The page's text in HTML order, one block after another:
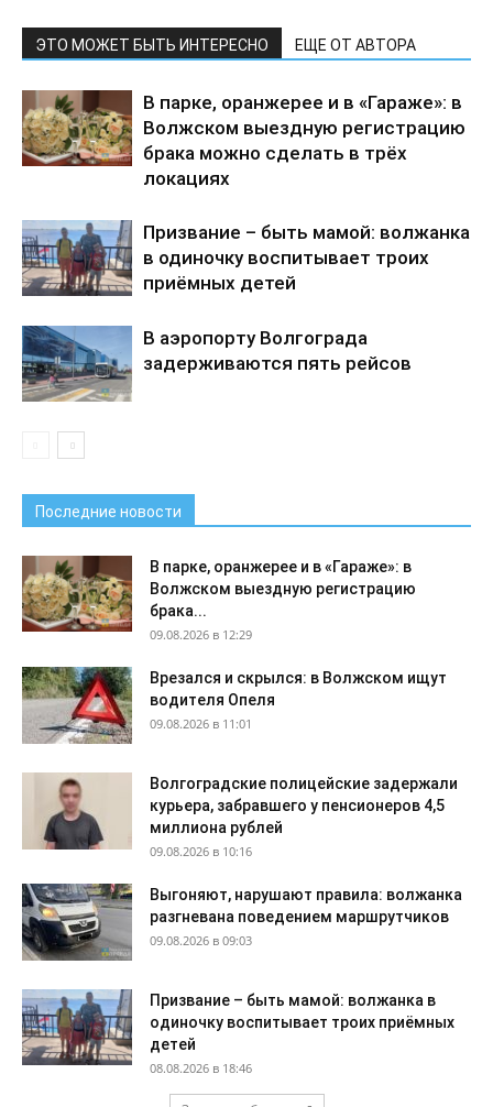
ЭТО МОЖЕТ БЫТЬ ИНТЕРЕСНО ЕЩЕ ОТ АВТОРА
В парке, оранжерее и в «Гараже»: в
Волжском выездную регистрацию
брака можно сделать в трёх
локациях
Призвание – быть мамой: волжанка
в одиночку воспитывает троих
приёмных детей
В аэропорту Волгограда
задерживаются пять рейсов
Последние новости
В парке, оранжерее и в «Гараже»: в
Волжском выездную регистрацию
брака...
09.08.2026 в 12:29
Врезался и скрылся: в Волжском ищут
водителя Опеля
09.08.2026 в 11:01
Волгоградские полицейские задержали
курьера, забравшего у пенсионеров 4,5
миллиона рублей
09.08.2026 в 10:16
Выгоняют, нарушают правила: волжанка
разгневана поведением маршрутчиков
09.08.2026 в 09:03
Призвание – быть мамой: волжанка в
одиночку воспитывает троих приёмных
детей
08.08.2026 в 18:46